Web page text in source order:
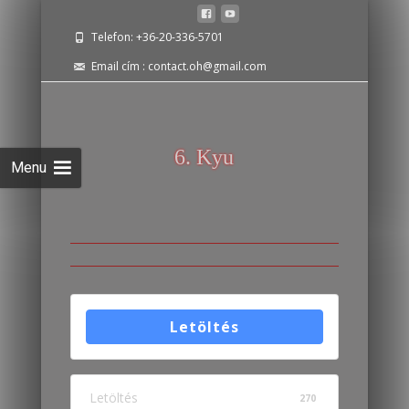
Telefon: +36-20-336-5701
Email cím : contact.oh@gmail.com
6. Kyu
Letöltés
Letöltés 270